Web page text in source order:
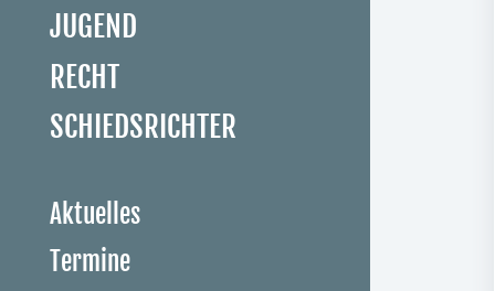
JUGEND
RECHT
SCHIEDSRICHTER
Aktuelles
Termine